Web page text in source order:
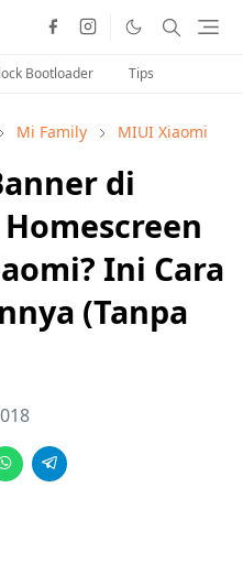
Bootloader Tips
Mi Family MIUI Xiaomi
di
Ini Cara
(Tanpa